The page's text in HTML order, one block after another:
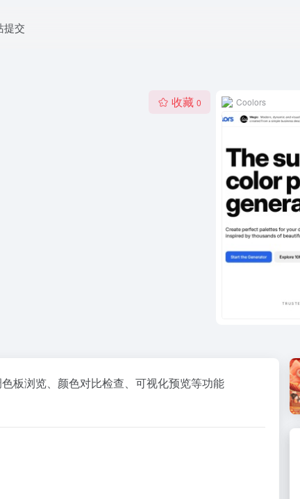
提交
收藏 0 Coolors
板浏览、颜色对比检查、可视化预览等功能